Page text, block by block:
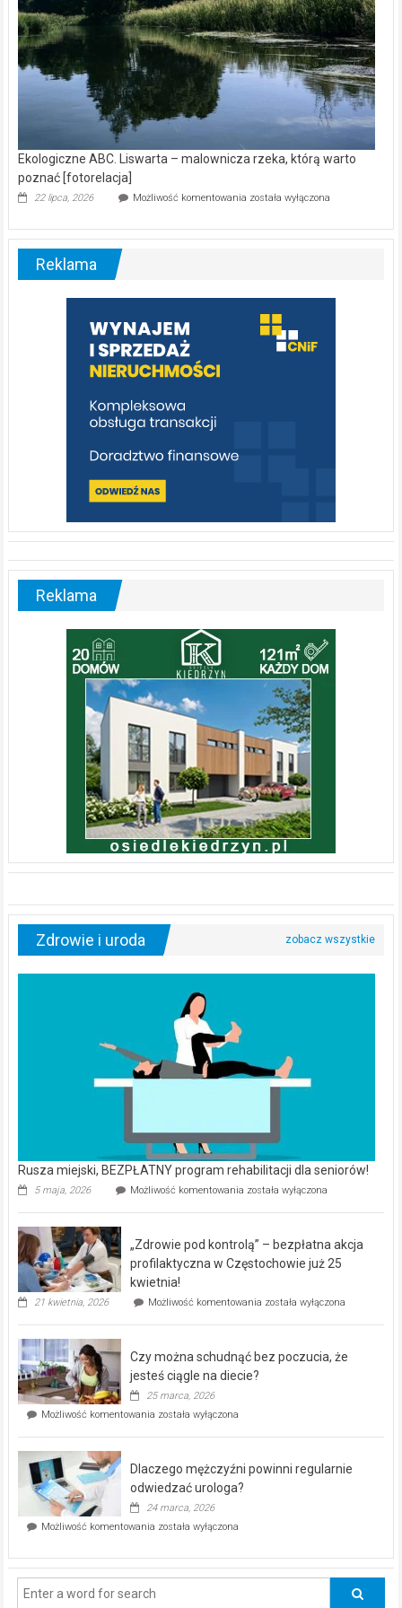
Ekologiczne ABC. Liswarta – malownicza rzeka, którą warto
poznać [fotorelacja]
22 lipca, 2026 Możliwość komentowania Ekologiczne
–
warto
poznać
[fotorelacja]
została wyłączona
Reklama
Reklama
Zdrowie i uroda
Rusza miejski, BEZPŁATNY program rehabilitacji dla seniorów!
5 maja, 2026 Możliwość komentowania Rusza
rehabilitacji
dla
została wyłączona
„Zdrowie pod kontrolą” – bezpłatna akcja
profilaktyczna w Częstochowie już 25
kwietnia!
21 kwietnia, 2026 Możliwość komentowania „Zdrowie
bezpłatna
została wyłączona
Czy można schudnąć bez poczucia, że
jesteś ciągle na diecie?
25 marca, 2026
Możliwość komentowania Czy
poczucia,
że
ciągle
na
została wyłączona
Dlaczego mężczyźni powinni regularnie
odwiedzać urologa?
24 marca, 2026
Możliwość komentowania Dlaczego
regularnie
została wyłączona